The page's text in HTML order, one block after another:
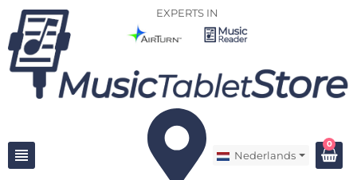
EXPERTS IN
view_headline Nederlands
0